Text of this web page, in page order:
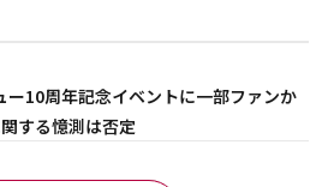
ー10周年記念イベントに一部ファンか
する憶測は否定